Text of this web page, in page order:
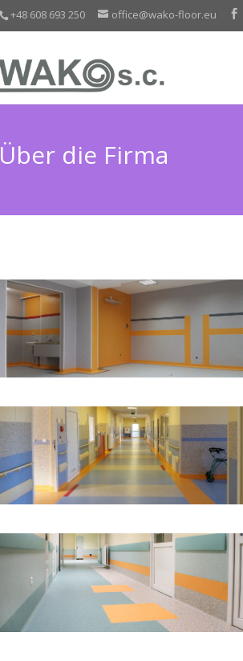
+48 608 693 250 office@wako-floor.eu
Über die Firma